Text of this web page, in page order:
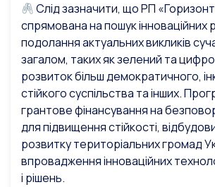
Слід зазначити, що РП
спрямована на пошук інноваційних
подолання актуальних викликів
загалом, таких як зелений та
розвиток більш демократичного,
стійкого суспільства та інших.
грантове фінансування на
для підвищення стійкості,
розвитку територіальних громад
впровадження інноваційних
і рішень.